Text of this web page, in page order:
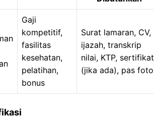
Gaji
kompetitif,
fasilitas
kesehatan,
pelatihan,
bonus
Surat lamaran, CV,
ijazah, transkrip
nilai, KTP, sertifikat
(jika ada), pas foto